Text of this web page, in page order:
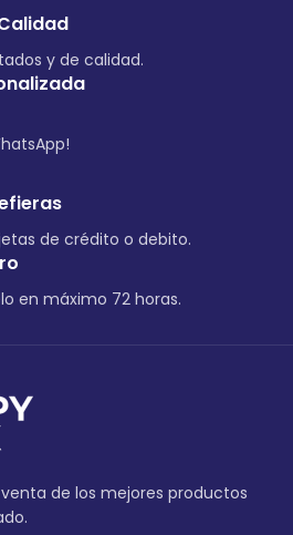
y de calidad.
de crédito o debito.
en máximo 72 horas.
de los mejores productos